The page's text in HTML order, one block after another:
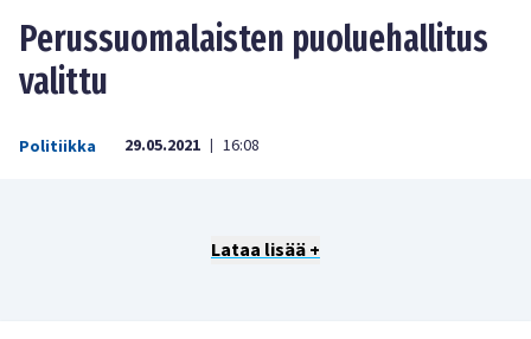
Perussuomalaisten puoluehallitus
valittu
Politiikka 29.05.2021 | 16:08
Lataa lisää +